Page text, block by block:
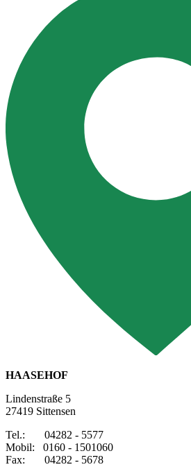
HAASEHOF
Lindenstraße 5
27419 Sittensen
Tel.: 04282 - 5577
Mobil: 0160 - 1501060
Fax: 04282 - 5678